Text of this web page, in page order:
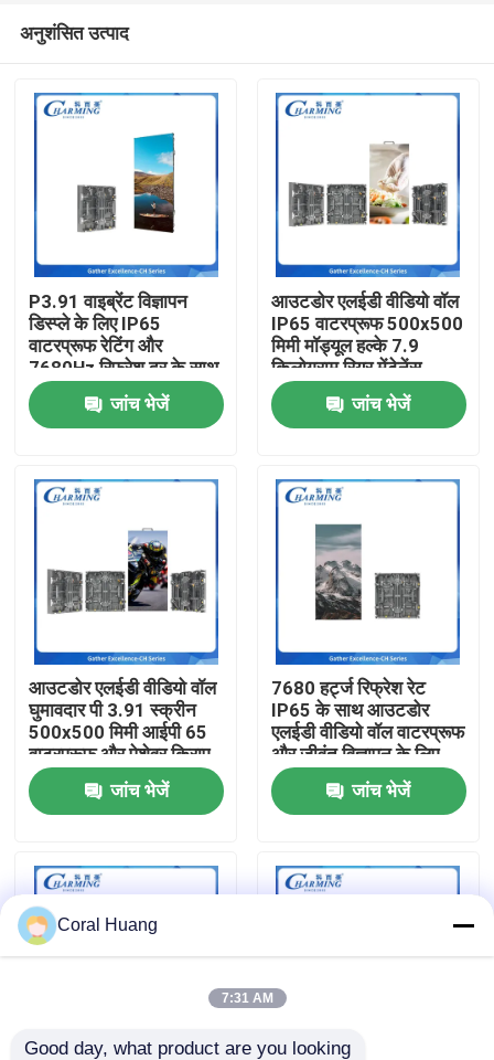
होम
उत्पाद
फैक्टरी यात्रा
गुणवत्ता नियंत्रण
समाचार
एलईडी वीडियो दीवार प्रदर्शन
अनुशंसित उत्पाद
P3.91 वाइब्रेंट विज्ञापन
डिस्प्ले के लिए IP65
वाटरप्रूफ रेटिंग और
7680Hz रिफ्रेश दर के साथ
आउटडोर एलईडी वीडियो वॉल
जांच भेजें
आउटडोर एलईडी वीडियो वॉल
IP65 वाटरप्रूफ 500x500
मिमी मॉड्यूल हल्के 7.9
किलोग्राम रियर मेंटेनेंस
किराये के मंच और आउटडोर
इवेंट के लिए आदर्श
जांच भेजें
आउटडोर एलईडी वीडियो वॉल
घुमावदार पी 3.91 स्क्रीन
500x500 मिमी आईपी 65
वाटरप्रूफ और पेशेवर किराए
के लिए 3500nit चमक के
साथ
जांच भेजें
7680 हर्ट्ज रिफ्रेश रेट
IP65 के साथ आउटडोर
एलईडी वीडियो वॉल वाटरप्रूफ
और जीवंत विज्ञापन के लिए
500x500 मिमी कैबिनेट
आकार
जांच भेजें
Coral Huang
7:31 AM
Good day, what product are you looking